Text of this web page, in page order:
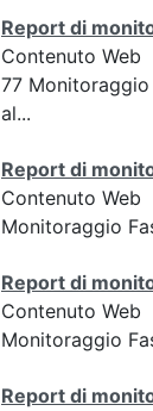
Report di
Contenuto Web
77
al...
Report di
Contenuto Web
Monitoraggio
Report di
Contenuto Web
Monitoraggio
Report di